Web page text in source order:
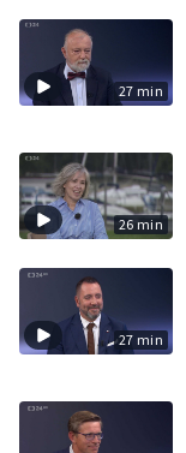
27 min
26 min
27 min